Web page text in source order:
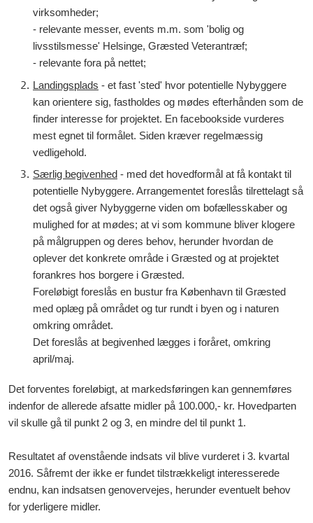
virksomheder;
- relevante messer, events m.m. som 'bolig og
livsstilsmesse' Helsinge, Græsted Veterantræf;
- relevante fora på nettet;
Landingsplads - et fast 'sted' hvor potentielle Nybyggere
kan orientere sig, fastholdes og mødes efterhånden som de
finder interesse for projektet. En facebookside vurderes
mest egnet til formålet. Siden kræver regelmæssig
vedligehold.
Særlig begivenhed - med det hovedformål at få kontakt til
potentielle Nybyggere. Arrangementet foreslås tilrettelagt så
det også giver Nybyggerne viden om bofællesskaber og
mulighed for at mødes; at vi som kommune bliver klogere
på målgruppen og deres behov, herunder hvordan de
oplever det konkrete område i Græsted og at projektet
forankres hos borgere i Græsted.
Foreløbigt foreslås en bustur fra København til Græsted
med oplæg på området og tur rundt i byen og i naturen
omkring området.
Det foreslås at begivenhed lægges i foråret, omkring
april/maj.
Det forventes foreløbigt, at markedsføringen kan gennemføres
indenfor de allerede afsatte midler på 100.000,- kr. Hovedparten
vil skulle gå til punkt 2 og 3, en mindre del til punkt 1.
Resultatet af ovenstående indsats vil blive vurderet i 3. kvartal
2016. Såfremt der ikke er fundet tilstrækkeligt interesserede
endnu, kan indsatsen genovervejes, herunder eventuelt behov
for yderligere midler.